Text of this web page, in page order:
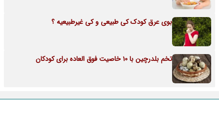
بوی عرق کودک کی طبیعی و کی غیرطبیعیه ؟
تخم بلدرچین با 10 خاصیت فوق العاده برای کودکان